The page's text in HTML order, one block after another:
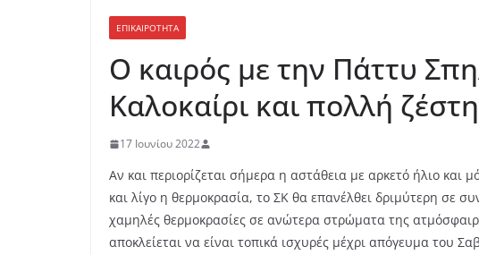
ΕΠΙΚΑΙΡΟΤΗΤΑ
Ο καιρός με την Πάττυ
Καλοκαίρι και πολλή
17 Ιουνίου 2022
Αν και περιορίζεται σήμερα η αστάθεια με αρκετό ήλιο και
και λίγο η θερμοκρασία, το ΣΚ θα επανέλθει δριμύτερη
χαμηλές θερμοκρασίες σε ανώτερα στρώματα της
αποκλείεται να είναι τοπικά ισχυρές μέχρι απόγευμα του